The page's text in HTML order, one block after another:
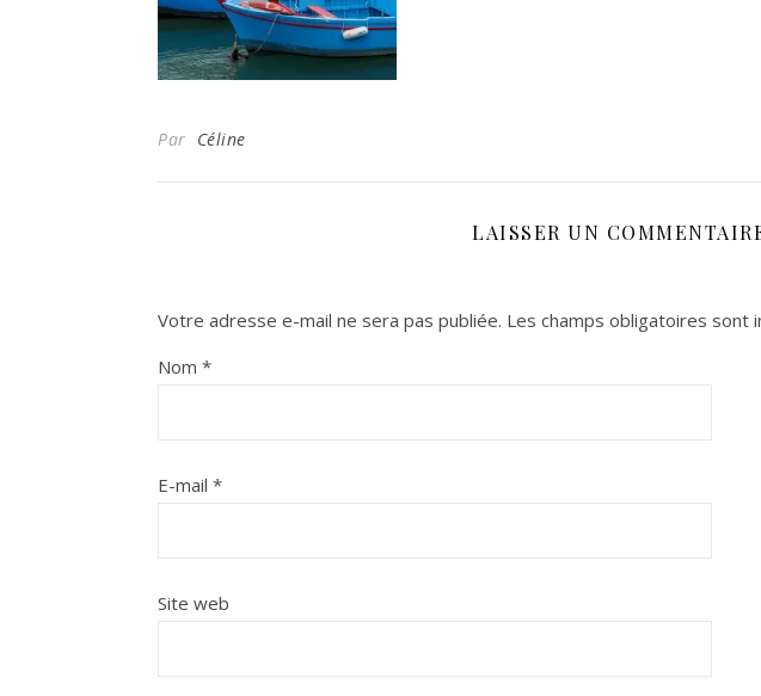
Par Céline
LAISSER UN
Votre adresse e-mail ne sera pas publiée. Les champs obligatoires sont
Nom *
E-mail *
Site web